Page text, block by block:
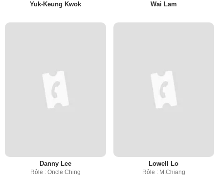
Yuk-Keung Kwok Wai Lam
Danny Lee
Rôle : Oncle Ching
Lowell Lo
Rôle : M.Chiang